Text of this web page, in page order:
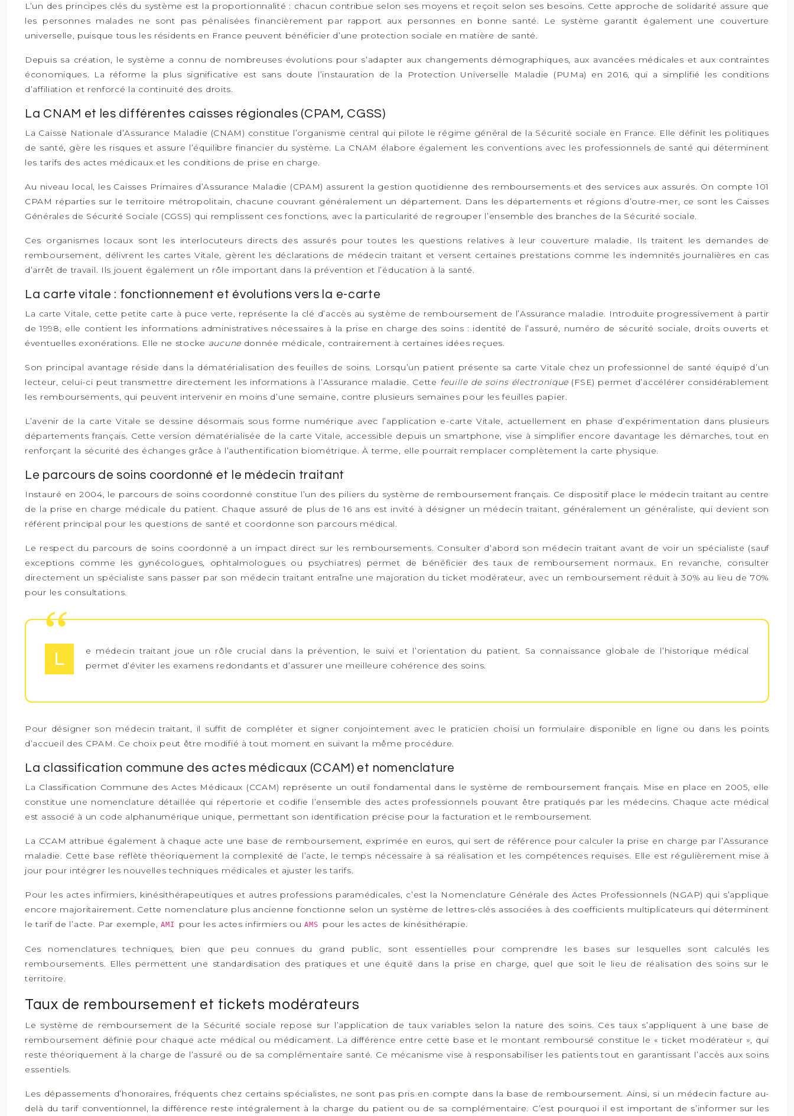
L’un des principes clés du système est la proportionnalité : chacun contribue selon ses moyens et reçoit selon ses besoins. Cette approche de solidarité assure que
les personnes malades ne sont pas pénalisées financièrement par rapport aux personnes en bonne santé. Le système garantit également une couverture
universelle, puisque tous les résidents en France peuvent bénéficier d’une protection sociale en matière de santé.
Depuis sa création, le système a connu de nombreuses évolutions pour s’adapter aux changements démographiques, aux avancées médicales et aux contraintes
économiques. La réforme la plus significative est sans doute l’instauration de la Protection Universelle Maladie (PUMa) en 2016, qui a simplifié les conditions
d’affiliation et renforcé la continuité des droits.
La CNAM et les différentes caisses régionales (CPAM, CGSS)
La Caisse Nationale d’Assurance Maladie (CNAM) constitue l’organisme central qui pilote le régime général de la Sécurité sociale en France. Elle définit les politiques
de santé, gère les risques et assure l’équilibre financier du système. La CNAM élabore également les conventions avec les professionnels de santé qui déterminent
les tarifs des actes médicaux et les conditions de prise en charge.
Au niveau local, les Caisses Primaires d’Assurance Maladie (CPAM) assurent la gestion quotidienne des remboursements et des services aux assurés. On compte 101
CPAM réparties sur le territoire métropolitain, chacune couvrant généralement un département. Dans les départements et régions d’outre-mer, ce sont les Caisses
Générales de Sécurité Sociale (CGSS) qui remplissent ces fonctions, avec la particularité de regrouper l’ensemble des branches de la Sécurité sociale.
Ces organismes locaux sont les interlocuteurs directs des assurés pour toutes les questions relatives à leur couverture maladie. Ils traitent les demandes de
remboursement, délivrent les cartes Vitale, gèrent les déclarations de médecin traitant et versent certaines prestations comme les indemnités journalières en cas
d’arrêt de travail. Ils jouent également un rôle important dans la prévention et l’éducation à la santé.
La carte vitale : fonctionnement et évolutions vers la e-carte
La carte Vitale, cette petite carte à puce verte, représente la clé d’accès au système de remboursement de l’Assurance maladie. Introduite progressivement à partir
de 1998, elle contient les informations administratives nécessaires à la prise en charge des soins : identité de l’assuré, numéro de sécurité sociale, droits ouverts et
éventuelles exonérations. Elle ne stocke aucune donnée médicale, contrairement à certaines idées reçues.
Son principal avantage réside dans la dématérialisation des feuilles de soins. Lorsqu’un patient présente sa carte Vitale chez un professionnel de santé équipé d’un
lecteur, celui-ci peut transmettre directement les informations à l’Assurance maladie. Cette feuille de soins électronique (FSE) permet d’accélérer considérablement
les remboursements, qui peuvent intervenir en moins d’une semaine, contre plusieurs semaines pour les feuilles papier.
L’avenir de la carte Vitale se dessine désormais sous forme numérique avec l’application e-carte Vitale, actuellement en phase d’expérimentation dans plusieurs
départements français. Cette version dématérialisée de la carte Vitale, accessible depuis un smartphone, vise à simplifier encore davantage les démarches, tout en
renforçant la sécurité des échanges grâce à l’authentification biométrique. À terme, elle pourrait remplacer complètement la carte physique.
Le parcours de soins coordonné et le médecin traitant
Instauré en 2004, le parcours de soins coordonné constitue l’un des piliers du système de remboursement français. Ce dispositif place le médecin traitant au centre
de la prise en charge médicale du patient. Chaque assuré de plus de 16 ans est invité à désigner un médecin traitant, généralement un généraliste, qui devient son
référent principal pour les questions de santé et coordonne son parcours médical.
Le respect du parcours de soins coordonné a un impact direct sur les remboursements. Consulter d’abord son médecin traitant avant de voir un spécialiste (sauf
exceptions comme les gynécologues, ophtalmologues ou psychiatres) permet de bénéficier des taux de remboursement normaux. En revanche, consulter
directement un spécialiste sans passer par son médecin traitant entraîne une majoration du ticket modérateur, avec un remboursement réduit à 30% au lieu de 70%
pour les consultations.
L
e médecin traitant joue un rôle crucial dans la prévention, le suivi et l’orientation du patient. Sa connaissance globale de l’historique médical
permet d’éviter les examens redondants et d’assurer une meilleure cohérence des soins.
Pour désigner son médecin traitant, il suffit de compléter et signer conjointement avec le praticien choisi un formulaire disponible en ligne ou dans les points
d’accueil des CPAM. Ce choix peut être modifié à tout moment en suivant la même procédure.
La classification commune des actes médicaux (CCAM) et nomenclature
La Classification Commune des Actes Médicaux (CCAM) représente un outil fondamental dans le système de remboursement français. Mise en place en 2005, elle
constitue une nomenclature détaillée qui répertorie et codifie l’ensemble des actes professionnels pouvant être pratiqués par les médecins. Chaque acte médical
est associé à un code alphanumérique unique, permettant son identification précise pour la facturation et le remboursement.
La CCAM attribue également à chaque acte une base de remboursement, exprimée en euros, qui sert de référence pour calculer la prise en charge par l’Assurance
maladie. Cette base reflète théoriquement la complexité de l’acte, le temps nécessaire à sa réalisation et les compétences requises. Elle est régulièrement mise à
jour pour intégrer les nouvelles techniques médicales et ajuster les tarifs.
Pour les actes infirmiers, kinésithérapeutiques et autres professions paramédicales, c’est la Nomenclature Générale des Actes Professionnels (NGAP) qui s’applique
encore majoritairement. Cette nomenclature plus ancienne fonctionne selon un système de lettres-clés associées à des coefficients multiplicateurs qui déterminent
le tarif de l’acte. Par exemple,AMI pour les actes infirmiers ouAMS pour les actes de kinésithérapie.
Ces nomenclatures techniques, bien que peu connues du grand public, sont essentielles pour comprendre les bases sur lesquelles sont calculés les
remboursements. Elles permettent une standardisation des pratiques et une équité dans la prise en charge, quel que soit le lieu de réalisation des soins sur le
territoire.
Taux de remboursement et tickets modérateurs
Le système de remboursement de la Sécurité sociale repose sur l’application de taux variables selon la nature des soins. Ces taux s’appliquent à une base de
remboursement définie pour chaque acte médical ou médicament. La différence entre cette base et le montant remboursé constitue le « ticket modérateur », qui
reste théoriquement à la charge de l’assuré ou de sa complémentaire santé. Ce mécanisme vise à responsabiliser les patients tout en garantissant l’accès aux soins
essentiels.
Les dépassements d’honoraires, fréquents chez certains spécialistes, ne sont pas pris en compte dans la base de remboursement. Ainsi, si un médecin facture au-
delà du tarif conventionnel, la différence reste intégralement à la charge du patient ou de sa complémentaire. C’est pourquoi il est important de s’informer sur les